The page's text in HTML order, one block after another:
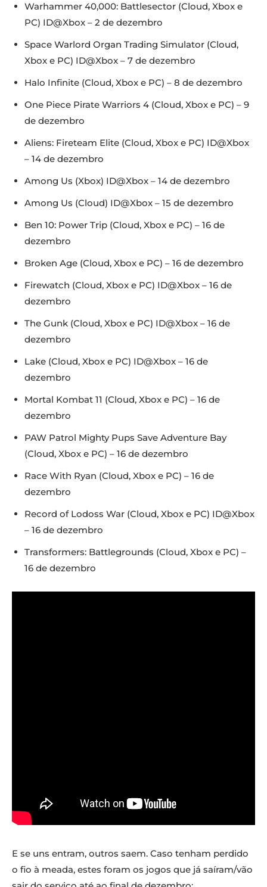
Warhammer 40,000: Battlesector (Cloud, Xbox e
PC) ID@Xbox – 2 de dezembro
Space Warlord Organ Trading Simulator (Cloud,
Xbox e PC) ID@Xbox – 7 de dezembro
Halo Infinite (Cloud, Xbox e PC) – 8 de dezembro
One Piece Pirate Warriors 4 (Cloud, Xbox e PC) – 9
de dezembro
Aliens: Fireteam Elite (Cloud, Xbox e PC) ID@Xbox
– 14 de dezembro
Among Us (Xbox) ID@Xbox – 14 de dezembro
Among Us (Cloud) ID@Xbox – 15 de dezembro
Ben 10: Power Trip (Cloud, Xbox e PC) – 16 de
dezembro
Broken Age (Cloud, Xbox e PC) – 16 de dezembro
Firewatch (Cloud, Xbox e PC) ID@Xbox – 16 de
dezembro
The Gunk (Cloud, Xbox e PC) ID@Xbox – 16 de
dezembro
Lake (Cloud, Xbox e PC) ID@Xbox – 16 de
dezembro
Mortal Kombat 11 (Cloud, Xbox e PC) – 16 de
dezembro
PAW Patrol Mighty Pups Save Adventure Bay
(Cloud, Xbox e PC) – 16 de dezembro
Race With Ryan (Cloud, Xbox e PC) – 16 de
dezembro
Record of Lodoss War (Cloud, Xbox e PC) ID@Xbox
– 16 de dezembro
Transformers: Battlegrounds (Cloud, Xbox e PC) –
16 de dezembro
E se uns entram, outros saem. Caso tenham perdido
o fio à meada, estes foram os jogos que já saíram/vão